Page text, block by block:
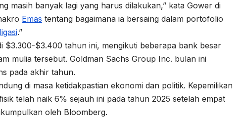
masih banyak lagi yang harus dilakukan,” kata Gower di
Emas tentang bagaimana ia bersaing dalam portofolio
.”
$3.300-$3.400 tahun ini, mengikuti beberapa bank besar
mulia tersebut. Goldman Sachs Group Inc. bulan ini
pada akhir tahun.
di masa ketidakpastian ekonomi dan politik. Kepemilikan
telah naik 6% sejauh ini pada tahun 2025 setelah empat
oleh Bloomberg.